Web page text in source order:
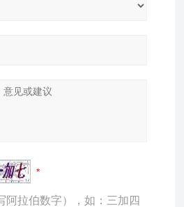
阿拉伯数字），如：三加四